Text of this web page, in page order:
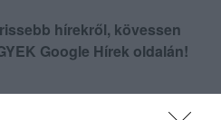
hírekről, kövessen
Google Hírek oldalán!